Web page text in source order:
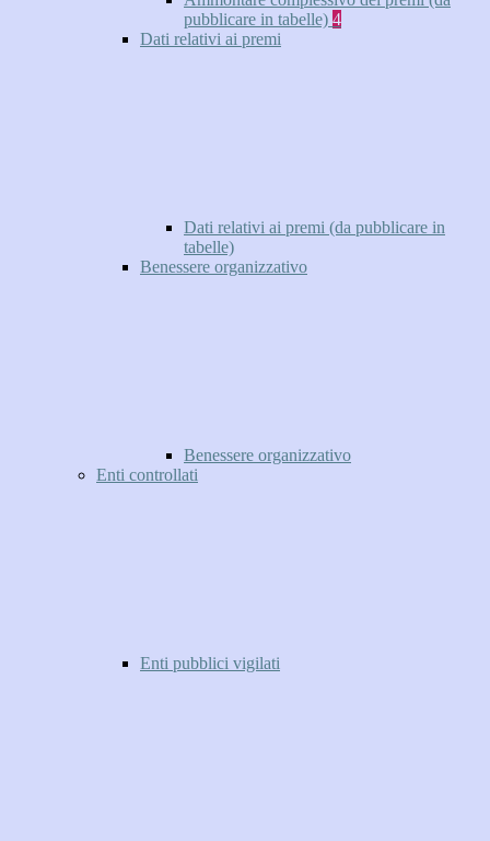
pubblicare in tabelle) 4
Dati relativi ai premi
Dati relativi ai premi (da pubblicare in
tabelle)
Benessere organizzativo
Benessere organizzativo
Enti controllati
Enti pubblici vigilati